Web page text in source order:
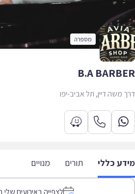
מספרה
משה דיין, תל אביב-יפו
כללי תורים מנויים
לצפייה באירועים שלי